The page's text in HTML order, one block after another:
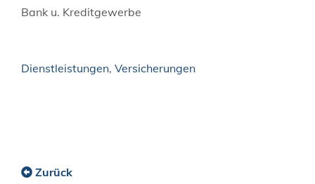
Bank u. Kreditgewerbe
Dienstleistungen, Versicherungen
Zurück